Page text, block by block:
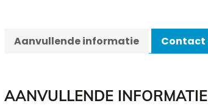
Aanvullende informatie Contact
AANVULLENDE INFORMATIE